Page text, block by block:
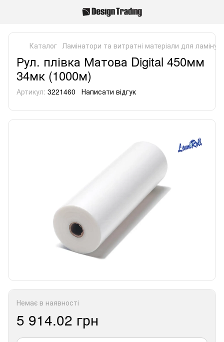
Каталог Ламінатори та витратні матеріали для
Рул. плівка Матова Digital 450мм
34мк (1000м)
Артикул: 3221460 Написати відгук
Немає в наявності
5 914.02 грн